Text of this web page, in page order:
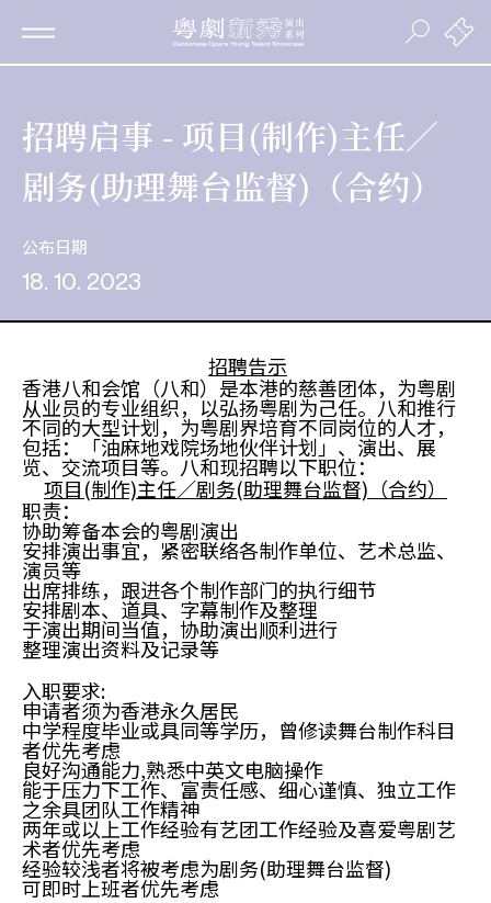
招聘启事 - 项目(制作)主任／
剧务(助理舞台监督)（合约）
公布日期
18. 10. 2023
招聘告示
香港八和会馆（八和）是本港的慈善团体，为粤剧
从业员的专业组织，以弘扬粤剧为己任。八和推行
不同的大型计划，为粤剧界培育不同岗位的人才，
包括：「油麻地戏院场地伙伴计划」、演出、展
览、交流项目等。八和现招聘以下职位：
项目(制作)主任／剧务(助理舞台监督)（合约）
职责：
协助筹备本会的粤剧演出
安排演出事宜，紧密联络各制作单位、艺术总监、
演员等
出席排练，跟进各个制作部门的执行细节
安排剧本、道具、字幕制作及整理
于演出期间当值，协助演出顺利进行
整理演出资料及记录等
入职要求:
申请者须为香港永久居民
中学程度毕业或具同等学历，曾修读舞台制作科目
者优先考虑
良好沟通能力,熟悉中英文电脑操作
能于压力下工作、富责任感、细心谨慎、独立工作
之余具团队工作精神
两年或以上工作经验有艺团工作经验及喜爱粤剧艺
术者优先考虑
经验较浅者将被考虑为剧务(助理舞台监督)
可即时上班者优先考虑